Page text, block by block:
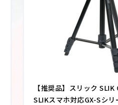
【推奨品】スリック
SLIKスマホ対応GX-Sシリ